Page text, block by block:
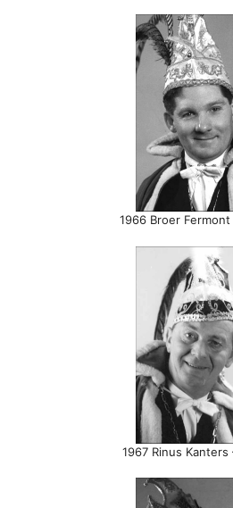
1966 Broer Fermont
1967 Rinus Kanters